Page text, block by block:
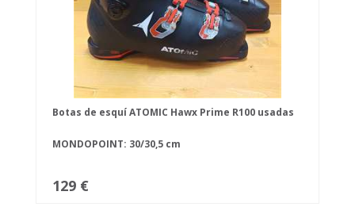
Botas de esquí ATOMIC Hawx Prime R100 usadas
MONDOPOINT: 30/30,5 cm
129 €